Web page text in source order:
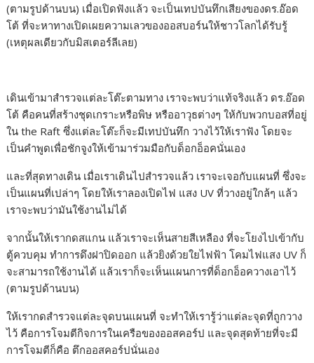
(ตามรูปด้านบน) เมื่อเปิดฟังแล้ว จะเป็นเทปบันทึกเสียงของดร.อ๊อด
โต้ ที่จะหาทางเปิดเผยความเลวของออสบอร์นให้ชาวโลกได้รับรู้
(เหตุผลเดียวกับมิสเตอร์ลีเลย)
เดินเข้ามาสำรวจแต่ละโต๊ะตามทาง เราจะพบว่าแท้จริงแล้ว ดร.อ๊อด
โต้ คือคนที่สร้างชุดเกราะหรือพิษ หรืออาวุธต่างๆ ให้กับพวกบอสที่อยู่
ใน the Raft ซึ่งแต่ละโต๊ะก็จะมีเทปบันทึก วางไว้ให้เราฟัง โดยจะ
เป็นคำพูดเพื่อชักจูงให้เข้ามาร่วมมือกับด็อกอ็อคนั่นเอง
และที่สุดทางเดิน เมื่อเราเดินไปสำรวจแล้ว เราจะเจอกับแผนที่ ซึ่งจะ
เป็นแผนที่เปล่าๆ โดยให้เราลองเปิดไฟ แสง UV ที่วางอยู่ใกล้ๆ แล้ว
เราจะพบว่ามันใช้งานไม่ได้
จากนั้นให้เรากดสแกน แล้วเราจะเห็นสายสีเหลือง ที่จะโยงไปเข้ากับ
ตู้ควบคุม ทำการดึงฝาปิดออก แล้วยิงด้วยใยไฟฟ้า โคมไฟแสง UV ก็
จะสามารถใช้งานได้ แล้วเราก็จะเห็นแผนการที่ด็อกอ็อควางเอาไว้
(ตามรูปด้านบน)
ให้เรากดสำรวจแต่ละจุดบนแผนที่ จะทำให้เรารู้ว่าแต่ละจุดที่ถูกวาง
ไว้ คือการโจมตีกิจการในเครือของออสคอร์ป และจุดสุดท้ายที่จะมี
การโจมตีก็คือ ตึกออสคอร์ปนั่นเอง